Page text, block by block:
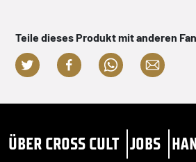
Teile dieses Produkt mit anderen
ÜBER CROSS CULT JOBS